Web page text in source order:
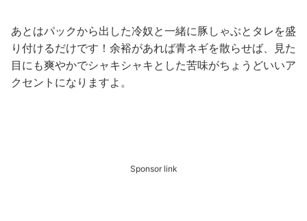
あとはパックから出した冷奴と一緒に豚しゃぶとタレを盛
り付けるだけです！余裕があれば青ネギを散らせば、見た
目にも爽やかでシャキシャキとした苦味がちょうどいいア
クセントになりますよ。
Sponsor link